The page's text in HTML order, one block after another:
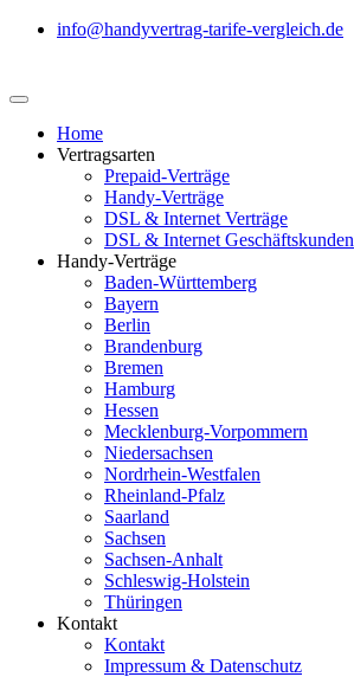
info@handyvertrag-tarife-vergleich.de
Home
Vertragsarten
Prepaid-Verträge
Handy-Verträge
DSL & Internet Verträge
DSL & Internet Geschäftskunden
Handy-Verträge
Baden-Württemberg
Bayern
Berlin
Brandenburg
Bremen
Hamburg
Hessen
Mecklenburg-Vorpommern
Niedersachsen
Nordrhein-Westfalen
Rheinland-Pfalz
Saarland
Sachsen
Sachsen-Anhalt
Schleswig-Holstein
Thüringen
Kontakt
Kontakt
Impressum & Datenschutz